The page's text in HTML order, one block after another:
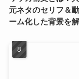
元ネタのセリフ＆
ーム化した背景を解